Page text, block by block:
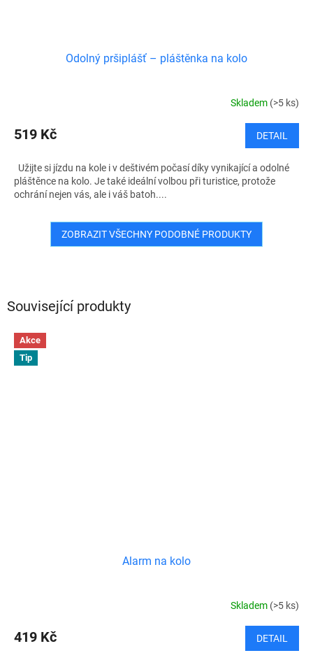
Související produkty
Akce
Tip
Alarm na kolo
Skladem (>5 ks)
419 Kč DETAIL
Odolný pršiplášť – pláštěnka na kolo
Skladem (>5 ks)
519 Kč DETAIL
Užijte si jízdu na kole i v deštivém počasí díky vynikající a odolné
pláštěnce na kolo. Je také ideální volbou při turistice, protože
ochrání nejen vás, ale i váš batoh....
ZOBRAZIT VŠECHNY PODOBNÉ PRODUKTY